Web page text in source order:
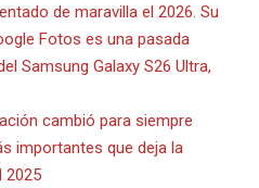
de maravilla el 2026. Su
Fotos es una pasada
Samsung Galaxy S26 Ultra,
cambió para siempre
importantes que deja la
2025